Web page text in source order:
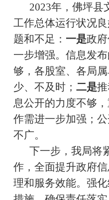
2023年， 佛坪县
工作总体运行状况
题和不足： 一是政
一步增强。信息发
够，各股室、各局属
少、不及时； 二是
息公开的力度不够
作需进一步加强；
不广。
下一步，我局将
作，全面提升政府
理和服务效能。强